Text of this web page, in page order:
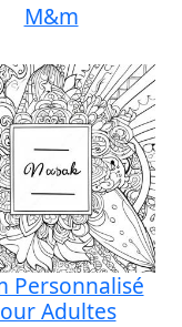
M&m
Personnalisé
Adultes